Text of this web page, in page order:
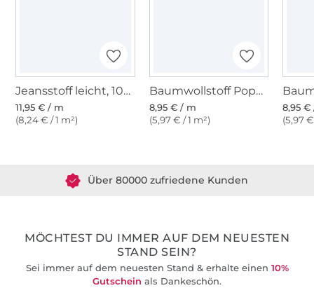
Jeansstoff leicht, 100% Baumwolle - Chambray, dunkelblau
11,95 € / m
(8,24 € / 1 m²)
Baumwollstoff Popeline lila
8,95 € / m
(5,97 € / 1 m²)
8,95 €
(5,97
MÖCHTEST DU IMMER AUF DEM NEUESTEN
STAND SEIN?
Sei immer auf dem neuesten Stand & erhalte einen 10%
Gutschein als Dankeschön.